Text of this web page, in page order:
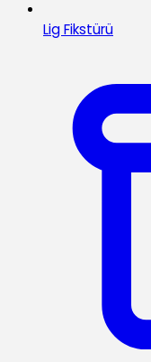
Lig Fikstürü